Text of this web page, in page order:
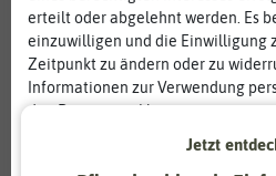
erteilt oder abgelehnt werden. Es
einzuwilligen und die Einwilligung
Zeitpunkt zu ändern oder zu
Informationen zur Verwendung
den Diensten erklären wir in
Jetzt